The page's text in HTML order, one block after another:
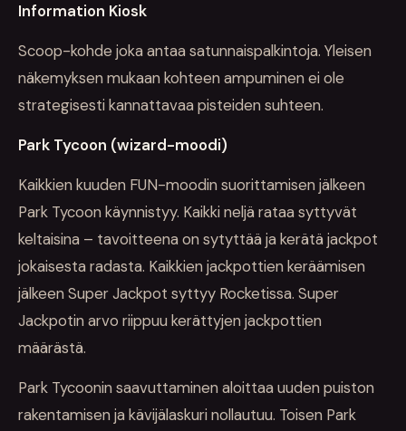
Information Kiosk
Scoop-kohde joka antaa satunnaispalkintoja. Yleisen
näkemyksen mukaan kohteen ampuminen ei ole
strategisesti kannattavaa pisteiden suhteen.
Park Tycoon (wizard-moodi)
Kaikkien kuuden FUN-moodin suorittamisen jälkeen
Park Tycoon käynnistyy. Kaikki neljä rataa syttyvät
keltaisina – tavoitteena on sytyttää ja kerätä jackpot
jokaisesta radasta. Kaikkien jackpottien keräämisen
jälkeen Super Jackpot syttyy Rocketissa. Super
Jackpotin arvo riippuu kerättyjen jackpottien
määrästä.
Park Tycoonin saavuttaminen aloittaa uuden puiston
rakentamisen ja kävijälaskuri nollautuu. Toisen Park